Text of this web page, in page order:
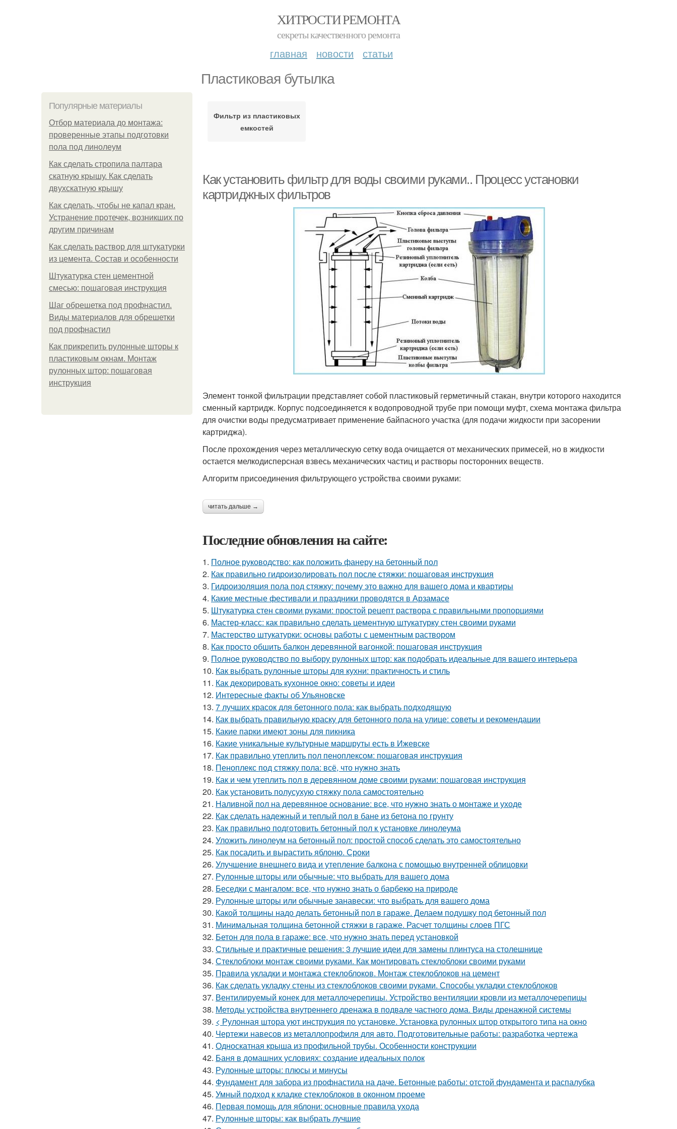
ХИТРОСТИ РЕМОНТА
секреты качественного ремонта
главная новости статьи
Пластиковая бутылка
Популярные материалы
Отбор материала до монтажа:
проверенные этапы подготовки
пола под линолеум
Как сделать стропила палтара
скатную крышу. Как сделать
двухскатную крышу
Как сделать, чтобы не капал кран.
Устранение протечек, возникших по
другим причинам
Как сделать раствор для штукатурки
из цемента. Состав и особенности
Штукатурка стен цементной
смесью: пошаговая инструкция
Шаг обрешетка под профнастил.
Виды материалов для обрешетки
под профнастил
Как прикрепить рулонные шторы к
пластиковым окнам. Монтаж
рулонных штор: пошаговая
инструкция
Фильтр из пластиковых
емкостей
Как установить фильтр для воды своими руками.. Процесс установки
картриджных фильтров
Элемент тонкой фильтрации представляет собой пластиковый герметичный стакан, внутри которого находится
сменный картридж. Корпус подсоединяется к водопроводной трубе при помощи муфт, схема монтажа фильтра
для очистки воды предусматривает применение байпасного участка (для подачи жидкости при засорении
картриджа).
После прохождения через металлическую сетку вода очищается от механических примесей, но в жидкости
остается мелкодисперсная взвесь механических частиц и растворы посторонних веществ.
Алгоритм присоединения фильтрующего устройства своими руками:
читать дальше →
Последние обновления на сайте:
1. Полное руководство: как положить фанеру на бетонный пол
2. Как правильно гидроизолировать пол после стяжки: пошаговая инструкция
3. Гидроизоляция пола под стяжку: почему это важно для вашего дома и квартиры
4. Какие местные фестивали и праздники проводятся в Арзамасе
5. Штукатурка стен своими руками: простой рецепт раствора с правильными пропорциями
6. Мастер-класс: как правильно сделать цементную штукатурку стен своими руками
7. Мастерство штукатурки: основы работы с цементным раствором
8. Как просто обшить балкон деревянной вагонкой: пошаговая инструкция
9. Полное руководство по выбору рулонных штор: как подобрать идеальные для вашего интерьера
10. Как выбрать рулонные шторы для кухни: практичность и стиль
11. Как декорировать кухонное окно: советы и идеи
12. Интересные факты об Ульяновске
13. 7 лучших красок для бетонного пола: как выбрать подходящую
14. Как выбрать правильную краску для бетонного пола на улице: советы и рекомендации
15. Какие парки имеют зоны для пикника
16. Какие уникальные культурные маршруты есть в Ижевске
17. Как правильно утеплить пол пеноплексом: пошаговая инструкция
18. Пеноплекс под стяжку пола: всё, что нужно знать
19. Как и чем утеплить пол в деревянном доме своими руками: пошаговая инструкция
20. Как установить полусухую стяжку пола самостоятельно
21. Наливной пол на деревянное основание: все, что нужно знать о монтаже и уходе
22. Как сделать надежный и теплый пол в бане из бетона по грунту
23. Как правильно подготовить бетонный пол к установке линолеума
24. Уложить линолеум на бетонный пол: простой способ сделать это самостоятельно
25. Как посадить и вырастить яблоню. Сроки
26. Улучшение внешнего вида и утепление балкона с помощью внутренней облицовки
27. Рулонные шторы или обычные: что выбрать для вашего дома
28. Беседки с мангалом: все, что нужно знать о барбекю на природе
29. Рулонные шторы или обычные занавески: что выбрать для вашего дома
30. Какой толщины надо делать бетонный пол в гараже. Делаем подушку под бетонный пол
31. Минимальная толщина бетонной стяжки в гараже. Расчет толщины слоев ПГС
32. Бетон для пола в гараже: все, что нужно знать перед установкой
33. Стильные и практичные решения: 3 лучшие идеи для замены плинтуса на столешнице
34. Стеклоблоки монтаж своими руками. Как монтировать стеклоблоки своими руками
35. Правила укладки и монтажа стеклоблоков. Монтаж стеклоблоков на цемент
36. Как сделать укладку стены из стеклоблоков своими руками. Способы укладки стеклоблоков
37. Вентилируемый конек для металлочерепицы. Устройство вентиляции кровли из металлочерепицы
38. Методы устройства внутреннего дренажа в подвале частного дома. Виды дренажной системы
39. < Рулонная штора уют инструкция по установке. Установка рулонных штор открытого типа на окно
40. Чертежи навесов из металлопрофиля для авто. Подготовительные работы: разработка чертежа
41. Односкатная крыша из профильной трубы. Особенности конструкции
42. Баня в домашних условиях: создание идеальных полок
43. Рулонные шторы: плюсы и минусы
44. Фундамент для забора из профнастила на даче. Бетонные работы: отстой фундамента и распалубка
45. Умный подход к кладке стеклоблоков в оконном проеме
46. Первая помощь для яблони: основные правила ухода
47. Рулонные шторы: как выбрать лучшие